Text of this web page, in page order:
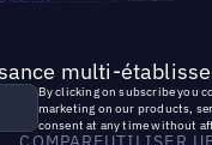
multi-
By clicking on subscribe you
marketing on our products,
consent at any time without